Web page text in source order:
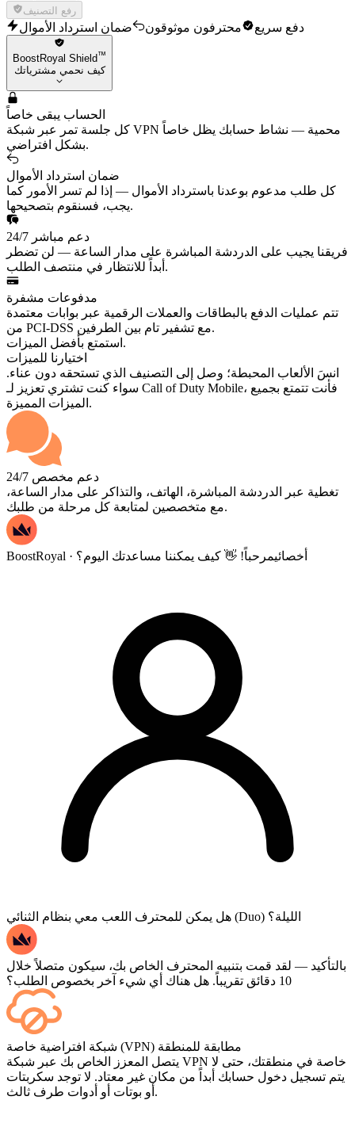
رفع التصنيف
دفع سريع محترفون موثوقون ضمان استرداد الأموال
BoostRoyal Shield™
كيف نحمي مشترياتك
الحساب يبقى خاصاً
كل جلسة تمر عبر شبكة VPN محمية — نشاط حسابك يظل خاصاً
بشكل افتراضي.
ضمان استرداد الأموال
كل طلب مدعوم بوعدنا باسترداد الأموال — إذا لم تسر الأمور كما
يجب، فسنقوم بتصحيحها.
دعم مباشر 24/7
فريقنا يجيب على الدردشة المباشرة على مدار الساعة — لن تضطر
أبداً للانتظار في منتصف الطلب.
مدفوعات مشفرة
تتم عمليات الدفع بالبطاقات والعملات الرقمية عبر بوابات معتمدة
من PCI-DSS مع تشفير تام بين الطرفين.
استمتع بأفضل الميزات.
اختيارنا للميزات
انسَ الألعاب المحبطة؛ وصل إلى التصنيف الذي تستحقه دون عناء.
سواء كنت تشتري تعزيز لـ Call of Duty Mobile، فأنت تتمتع بجميع
الميزات المميزة.
دعم مخصص 24/7
تغطية عبر الدردشة المباشرة، الهاتف، والتذاكر على مدار الساعة،
مع متخصصين لمتابعة كل مرحلة من طلبك.
BoostRoyal · أخصائيمرحباً! 👋 كيف يمكننا مساعدتك اليوم؟
هل يمكن للمحترف اللعب معي بنظام الثنائي (Duo) الليلة؟
بالتأكيد — لقد قمت بتنبيه المحترف الخاص بك، سيكون متصلاً خلال
10 دقائق تقريباً. هل هناك أي شيء آخر بخصوص الطلب؟
نعم، تظهر كل مباراة في لوحة التحكم الخاصة بك فور انتهائها، وإذا
كنت ترغب في مشاهدة المباريات نفسها، أضف خدمة البث
(Streaming) عند إتمام الدفع.
شبكة افتراضية خاصة (VPN) مطابقة للمنطقة
يتصل المعزز الخاص بك عبر شبكة VPN خاصة في منطقتك، حتى لا
يتم تسجيل دخول حسابك أبداً من مكان غير معتاد. لا توجد سكربتات
أو بوتات أو أدوات طرف ثالث.